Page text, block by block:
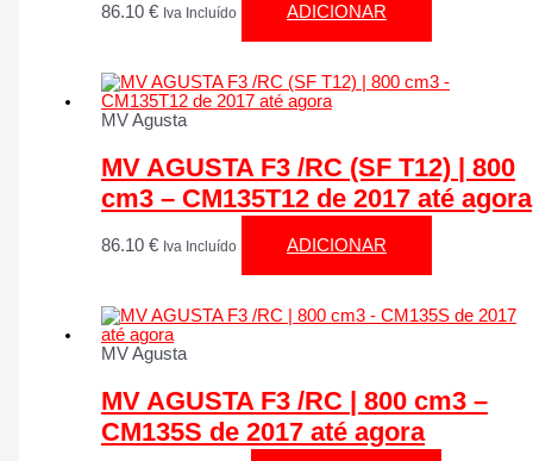
86.10€ Iva Incluído ADICIONAR
MV Agusta
MV AGUSTA F3 /RC (SF T12) | 800
cm3 – CM135T12 de 2017 até agora
86.10€ Iva Incluído ADICIONAR
MV Agusta
MV AGUSTA F3 /RC | 800 cm3 –
CM135S de 2017 até agora